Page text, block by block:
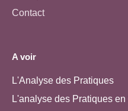
Contact
A voir
L'Analyse des Pratiques
L'analyse des Pratiques